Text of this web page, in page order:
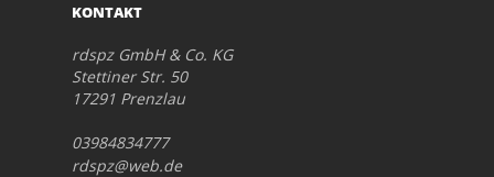
KONTAKT
rdspz GmbH & Co. KG
Stettiner Str. 50
17291 Prenzlau
03984834777
rdspz@web.de